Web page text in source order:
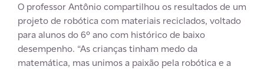
O professor Antônio compartilhou os resultados de um
projeto de robótica com materiais reciclados, voltado
para alunos do 6º ano com histórico de baixo
desempenho. “As crianças tinham medo da
matemática, mas unimos a paixão pela robótica e a